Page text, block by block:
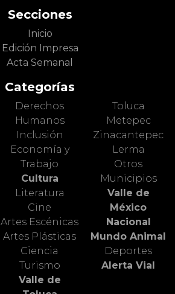
Secciones
Inicio
Edición Impresa
Acta Semanal
Categorías
Derechos
Humanos
Inclusión
Economía y
Trabajo
Cultura
Literatura
Cine
Artes Escénicas
Artes Plásticas
Ciencia
Turismo
Valle de
Toluca
Metepec
Zinacantepec
Lerma
Otros
Municipios
Valle de
México
Nacional
Mundo Animal
Deportes
Alerta Vial